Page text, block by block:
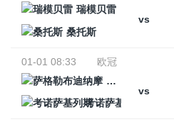
瑞模贝雷
vs
桑托斯
01-01 08:33
欧冠
萨格勒布迪纳摩
vs
考诺萨基列斯